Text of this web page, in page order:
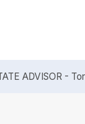
ADVISOR -